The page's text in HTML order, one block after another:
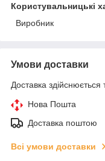
Користувальницькі
Виробник
Умови доставки
Доставка здійснюється
Нова Пошта
Доставка поштою
Всі умови доставки